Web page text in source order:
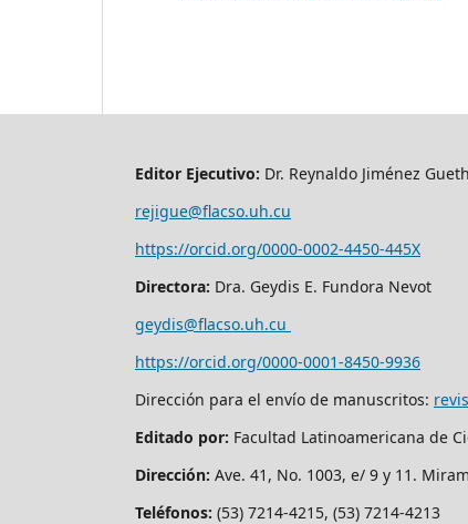
Editor Ejecutivo: Dr. Reynaldo Jiménez
rejigue@flacso.uh.cu
https://orcid.org/0000-0002-4450-445X
Directora: Dra. Geydis E. Fundora Nevot
geydis@flacso.uh.cu
https://orcid.org/0000-0001-8450-9936
Dirección para el envío de manuscritos:
Editado por: Facultad Latinoamericana de
Dirección: Ave. 41, No. 1003, e/ 9 y 11.
Teléfonos: (53) 7214-4215, (53) 7214-4213